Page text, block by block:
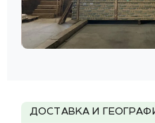
ДОСТАВКА И